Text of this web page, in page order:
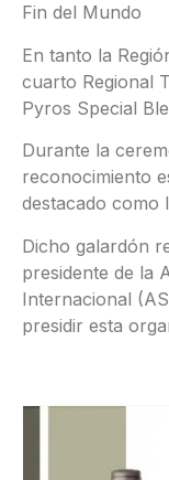
Fin del Mundo
En tanto la
cuarto Regional
Pyros Special
Durante la
reconocimiento
destacado como
Dicho galardón
presidente de la
Internacional
presidir esta